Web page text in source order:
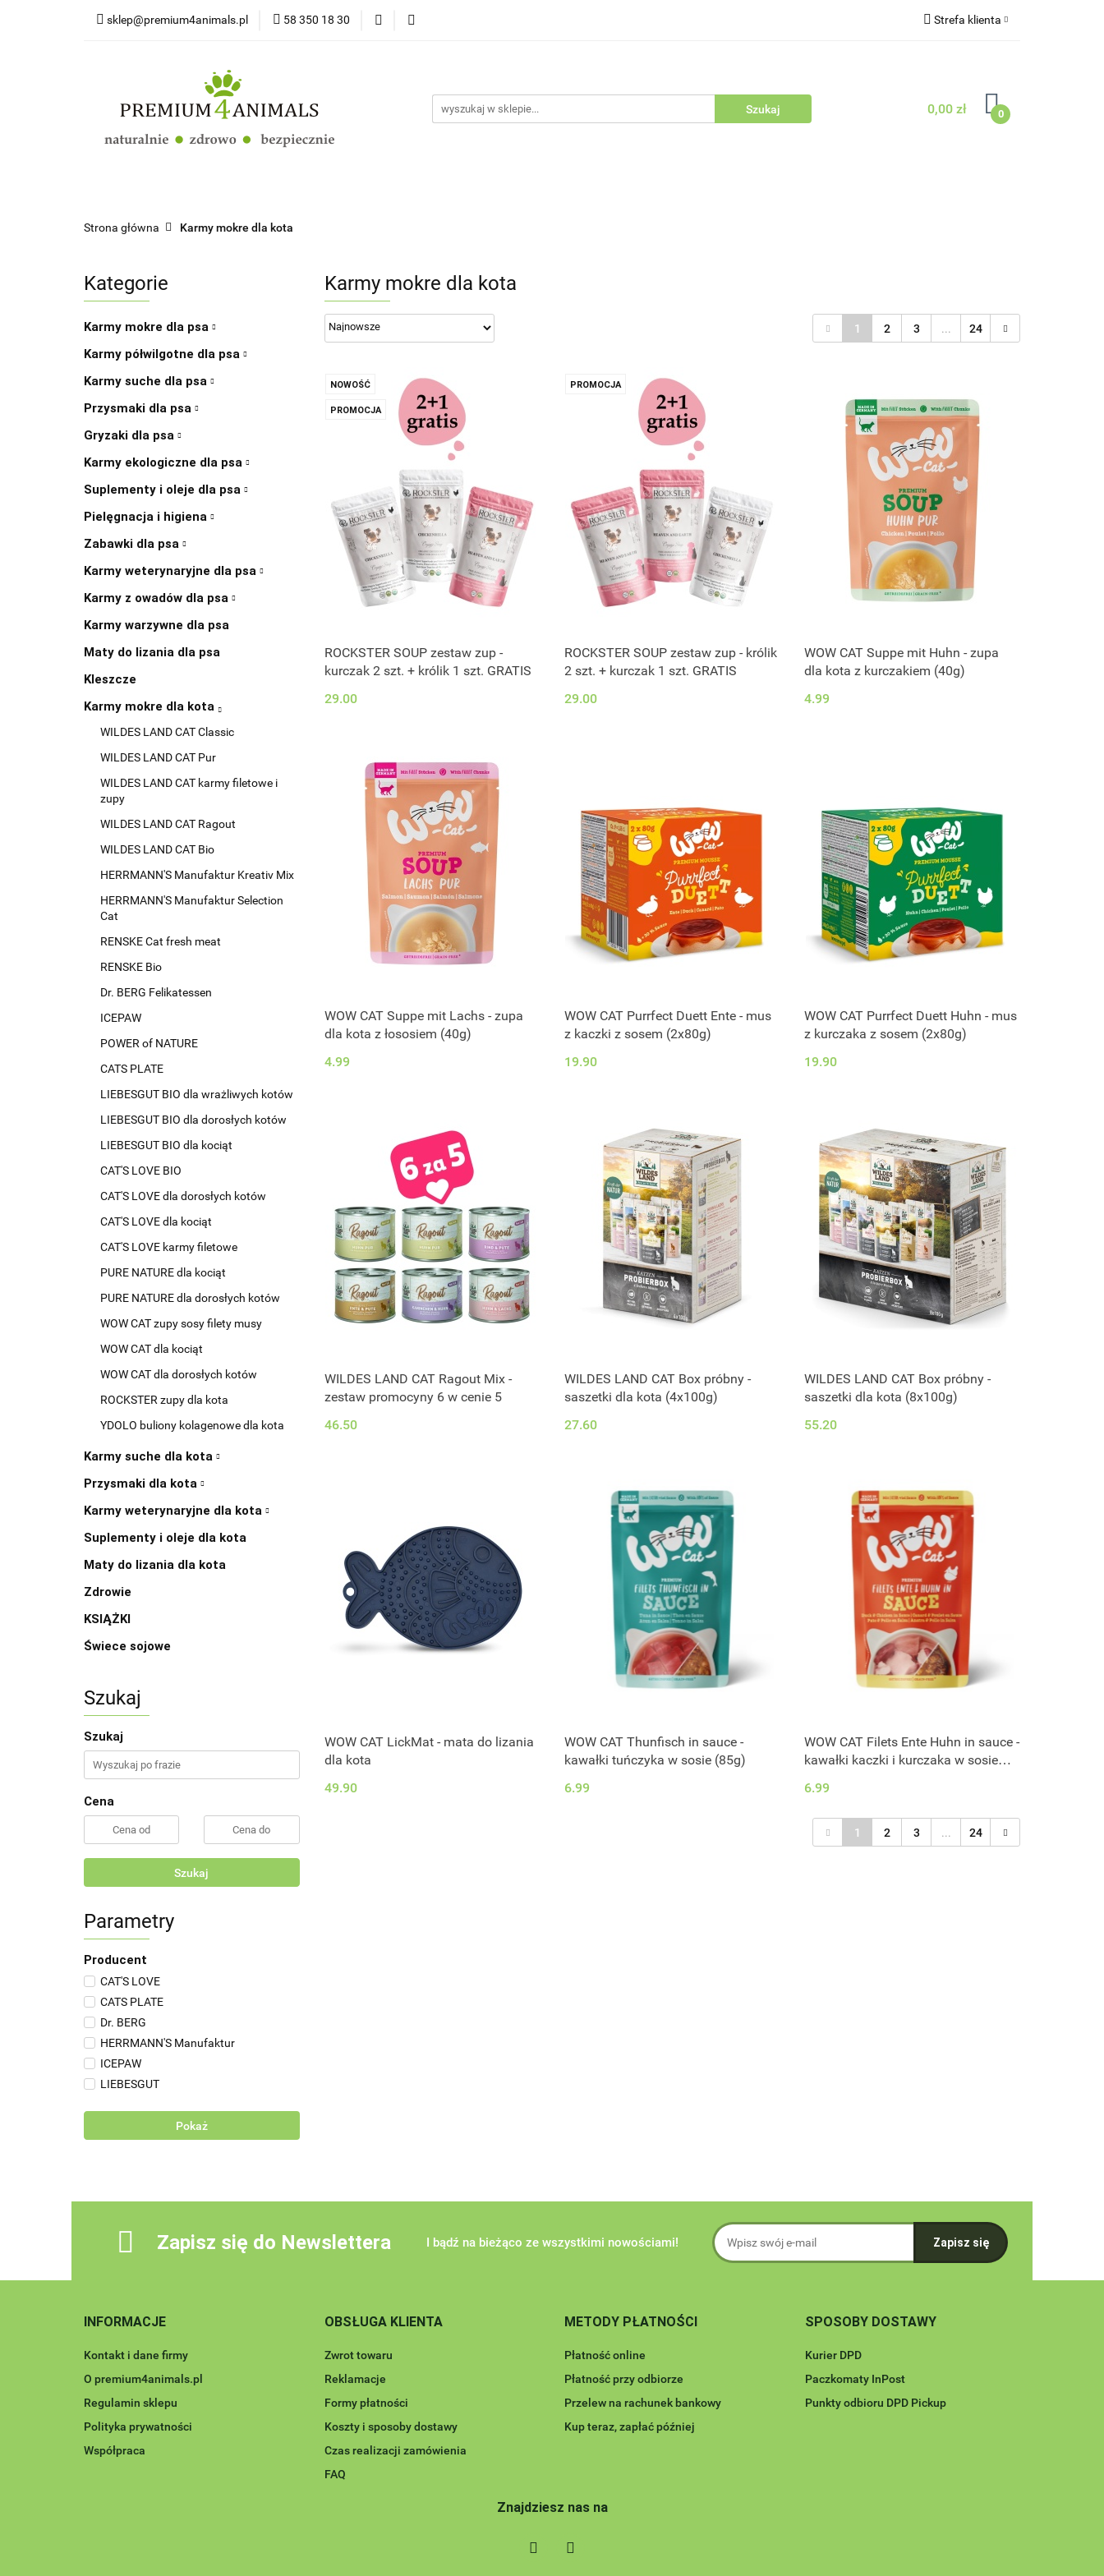
sklep@premium4animals.pl 58 350 18 30 Strefa klienta
Zapytaj
0,00 zł 0
Strona główna Psy
Strona główna Karmy mokre dla kota
Kategorie
Karmy mokre dla psa
Karmy półwilgotne dla psa
Karmy suche dla psa
Przysmaki dla psa
Gryzaki dla psa
Karmy ekologiczne dla psa
Suplementy i oleje dla psa
Pielęgnacja i higiena
Zabawki dla psa
Karmy weterynaryjne dla psa
Karmy z owadów dla psa
Karmy warzywne dla psa
Maty do lizania dla psa
Kleszcze
Karmy mokre dla kota
WILDES LAND CAT Classic
WILDES LAND CAT Pur
WILDES LAND CAT karmy filetowe i
zupy
WILDES LAND CAT Ragout
WILDES LAND CAT Bio
HERRMANN'S Manufaktur Kreativ Mix
HERRMANN'S Manufaktur Selection
Cat
RENSKE Cat fresh meat
RENSKE Bio
Dr. BERG Felikatessen
ICEPAW
POWER of NATURE
CATS PLATE
LIEBESGUT BIO dla wrażliwych kotów
LIEBESGUT BIO dla dorosłych kotów
LIEBESGUT BIO dla kociąt
CAT'S LOVE BIO
CAT'S LOVE dla dorosłych kotów
CAT'S LOVE dla kociąt
CAT'S LOVE karmy filetowe
PURE NATURE dla kociąt
PURE NATURE dla dorosłych kotów
WOW CAT zupy sosy filety musy
WOW CAT dla kociąt
WOW CAT dla dorosłych kotów
ROCKSTER zupy dla kota
YDOLO buliony kolagenowe dla kota
Karmy suche dla kota
Przysmaki dla kota
Karmy weterynaryjne dla kota
Suplementy i oleje dla kota
Maty do lizania dla kota
Zdrowie
KSIĄŻKI
Świece sojowe
Szukaj
Szukaj
Cena
Szukaj
Parametry
Producent
CAT'S LOVE
CATS PLATE
Dr. BERG
HERRMANN'S Manufaktur
ICEPAW
LIEBESGUT
RENSKE NATURAL PETFOOD
Pokaż
Karmy mokre dla kota
1 2 3 ... 24
NOWOŚĆ
PROMOCJA
ROCKSTER SOUP zestaw zup -
kurczak 2 szt. + królik 1 szt. GRATIS
29.00
PROMOCJA
ROCKSTER SOUP zestaw zup - królik
2 szt. + kurczak 1 szt. GRATIS
29.00
WOW CAT Suppe mit Huhn - zupa
dla kota z kurczakiem (40g)
4.99
WOW CAT Suppe mit Lachs - zupa
dla kota z łososiem (40g)
4.99
WOW CAT Purrfect Duett Ente - mus
z kaczki z sosem (2x80g)
19.90
WOW CAT Purrfect Duett Huhn - mus
z kurczaka z sosem (2x80g)
19.90
WILDES LAND CAT Ragout Mix -
zestaw promocyny 6 w cenie 5
46.50
WILDES LAND CAT Box próbny -
saszetki dla kota (4x100g)
27.60
WILDES LAND CAT Box próbny -
saszetki dla kota (8x100g)
55.20
WOW CAT LickMat - mata do lizania
dla kota
49.90
WOW CAT Thunfisch in sauce -
kawałki tuńczyka w sosie (85g)
6.99
WOW CAT Filets Ente Huhn in sauce -
kawałki kaczki i kurczaka w sosie
6.99
1 2 3 ... 24
Zapisz się do Newslettera I bądź na bieżąco ze wszystkimi nowościami!
INFORMACJE
Kontakt i dane firmy
O premium4animals.pl
Regulamin sklepu
Polityka prywatności
Współpraca
OBSŁUGA KLIENTA
Zwrot towaru
Reklamacje
Formy płatności
Koszty i sposoby dostawy
Czas realizacji zamówienia
FAQ
METODY PŁATNOŚCI
Płatność online
Płatność przy odbiorze
Przelew na rachunek bankowy
Kup teraz, zapłać później
SPOSOBY DOSTAWY
Kurier DPD
Paczkomaty InPost
Punkty odbioru DPD Pickup
Znajdziesz nas na